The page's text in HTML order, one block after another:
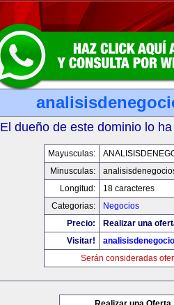
El dueño de este dominio lo
Mayusculas:
Minusculas:
Longitud:
18 caracteres
Categorias:
Negocios
Precio:
Realizar una
Visitar!
Serán consideradas